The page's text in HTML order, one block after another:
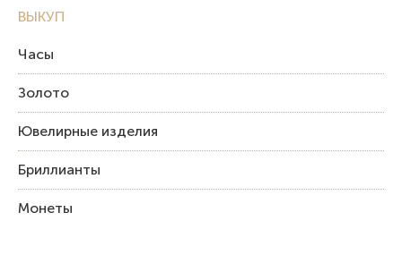
ВЫКУП
Часы
Золото
Ювелирные изделия
Бриллианты
Монеты